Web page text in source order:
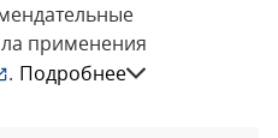
применения
. Подробнее
об ошибке